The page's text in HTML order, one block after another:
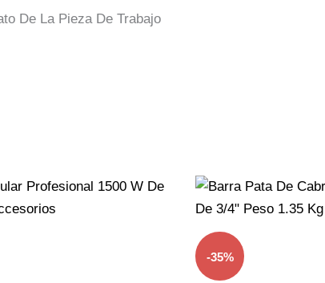
De La Pieza De Trabajo
El
Actual
-35%
El
Original
El
Actual